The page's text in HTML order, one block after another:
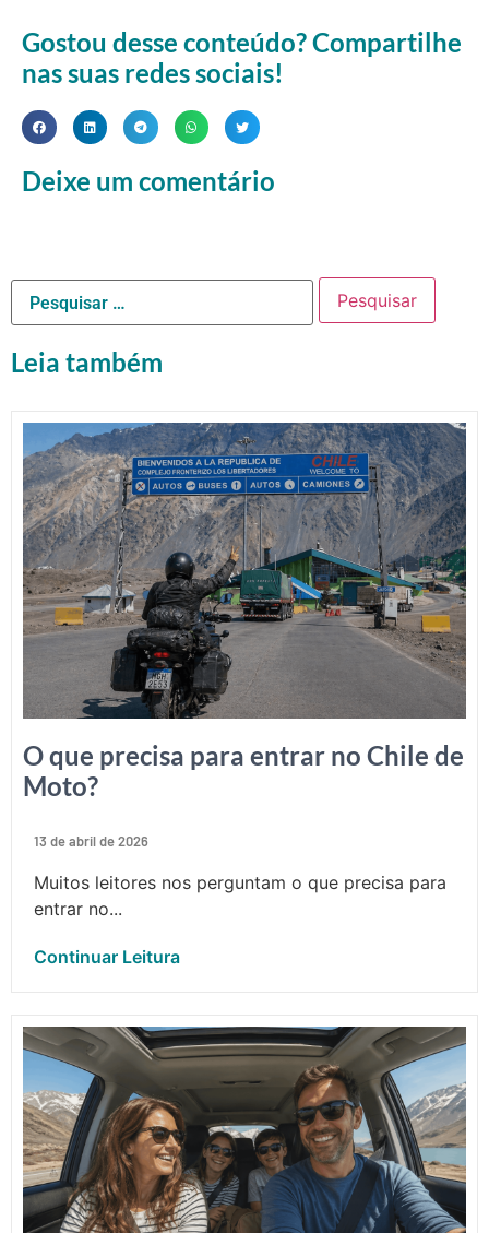
Gostou desse conteúdo? Compartilhe
nas suas redes sociais!
Deixe um comentário
Leia também
O que precisa para entrar no Chile de
Moto?
13 de abril de 2026
Muitos leitores nos perguntam o que precisa para
entrar no...
Continuar Leitura